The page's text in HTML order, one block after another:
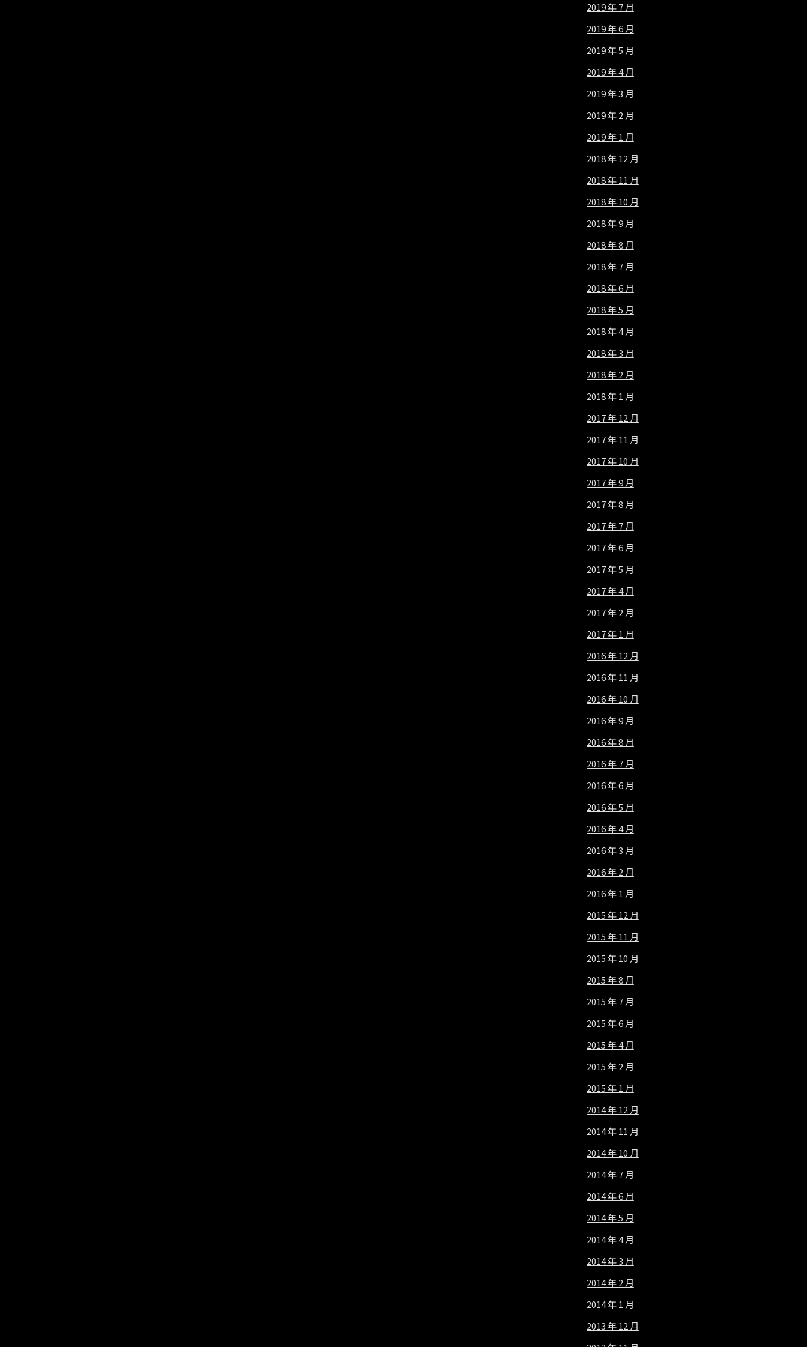
2019 年 7 月
2019 年 6 月
2019 年 5 月
2019 年 4 月
2019 年 3 月
2019 年 2 月
2019 年 1 月
2018 年 12 月
2018 年 11 月
2018 年 10 月
2018 年 9 月
2018 年 8 月
2018 年 7 月
2018 年 6 月
2018 年 5 月
2018 年 4 月
2018 年 3 月
2018 年 2 月
2018 年 1 月
2017 年 12 月
2017 年 11 月
2017 年 10 月
2017 年 9 月
2017 年 8 月
2017 年 7 月
2017 年 6 月
2017 年 5 月
2017 年 4 月
2017 年 2 月
2017 年 1 月
2016 年 12 月
2016 年 11 月
2016 年 10 月
2016 年 9 月
2016 年 8 月
2016 年 7 月
2016 年 6 月
2016 年 5 月
2016 年 4 月
2016 年 3 月
2016 年 2 月
2016 年 1 月
2015 年 12 月
2015 年 11 月
2015 年 10 月
2015 年 8 月
2015 年 7 月
2015 年 6 月
2015 年 4 月
2015 年 2 月
2015 年 1 月
2014 年 12 月
2014 年 11 月
2014 年 10 月
2014 年 7 月
2014 年 6 月
2014 年 5 月
2014 年 4 月
2014 年 3 月
2014 年 2 月
2014 年 1 月
2013 年 12 月